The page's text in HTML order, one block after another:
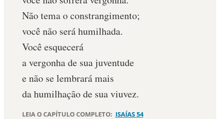
SALMO DO DIA
DEVOCIONAL DIÁRIO
10 MANDAMENTOS
ESTUDOS BÍBLICOS
Não tema o constrangimento;
você não será humilhada.
Você esquecerá
a vergonha de sua juventude
e não se lembrará mais
da humilhação de sua viuvez.
LEIA O CAPÍTULO COMPLETO: ISAÍAS 54